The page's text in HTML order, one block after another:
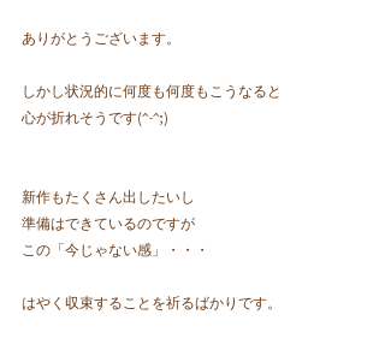
ありがとうございます。
しかし状況的に何度も何度もこうなると
心が折れそうです(^-^;)
新作もたくさん出したいし
準備はできているのですが
この「今じゃない感」・・・
はやく収束することを祈るばかりです。